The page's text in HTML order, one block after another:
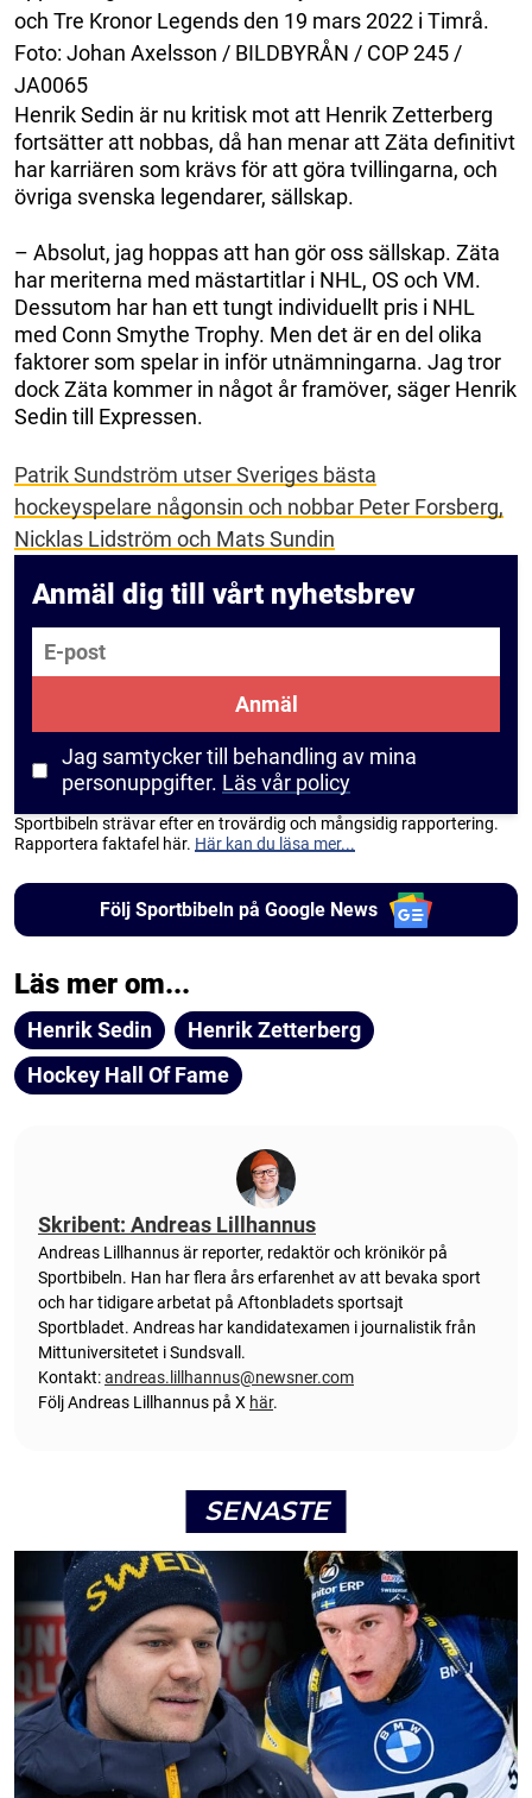
och Tre Kronor Legends den 19 mars 2022 i Timrå.
Foto: Johan Axelsson / BILDBYRÅN / COP 245 /
JA0065
Henrik Sedin är nu kritisk mot att Henrik Zetterberg
fortsätter att nobbas, då han menar att Zäta definitivt
har karriären som krävs för att göra tvillingarna, och
övriga svenska legendarer, sällskap.
– Absolut, jag hoppas att han gör oss sällskap. Zäta
har meriterna med mästartitlar i NHL, OS och VM.
Dessutom har han ett tungt individuellt pris i NHL
med Conn Smythe Trophy. Men det är en del olika
faktorer som spelar in inför utnämningarna. Jag tror
dock Zäta kommer in något år framöver, säger Henrik
Sedin till Expressen.
Patrik Sundström utser Sveriges bästa
hockeyspelare någonsin och nobbar Peter Forsberg,
Nicklas Lidström och Mats Sundin
Anmäl dig till vårt nyhetsbrev
E-post
Anmäl
Jag samtycker till behandling av mina
personuppgifter. Läs vår policy
Sportbibeln strävar efter en trovärdig och mångsidig rapportering.
Rapportera faktafel här. Här kan du läsa mer...
Följ Sportbibeln på Google News
Läs mer om...
Henrik Sedin
Henrik Zetterberg
Hockey Hall Of Fame
Skribent: Andreas Lillhannus
Andreas Lillhannus är reporter, redaktör och krönikör på
Sportbibeln. Han har flera års erfarenhet av att bevaka sport
och har tidigare arbetat på Aftonbladets sportsajt
Sportbladet. Andreas har kandidatexamen i journalistik från
Mittuniversitetet i Sundsvall.
Kontakt:andreas.lillhannus@newsner.com
Följ Andreas Lillhannus på X här.
SENASTE